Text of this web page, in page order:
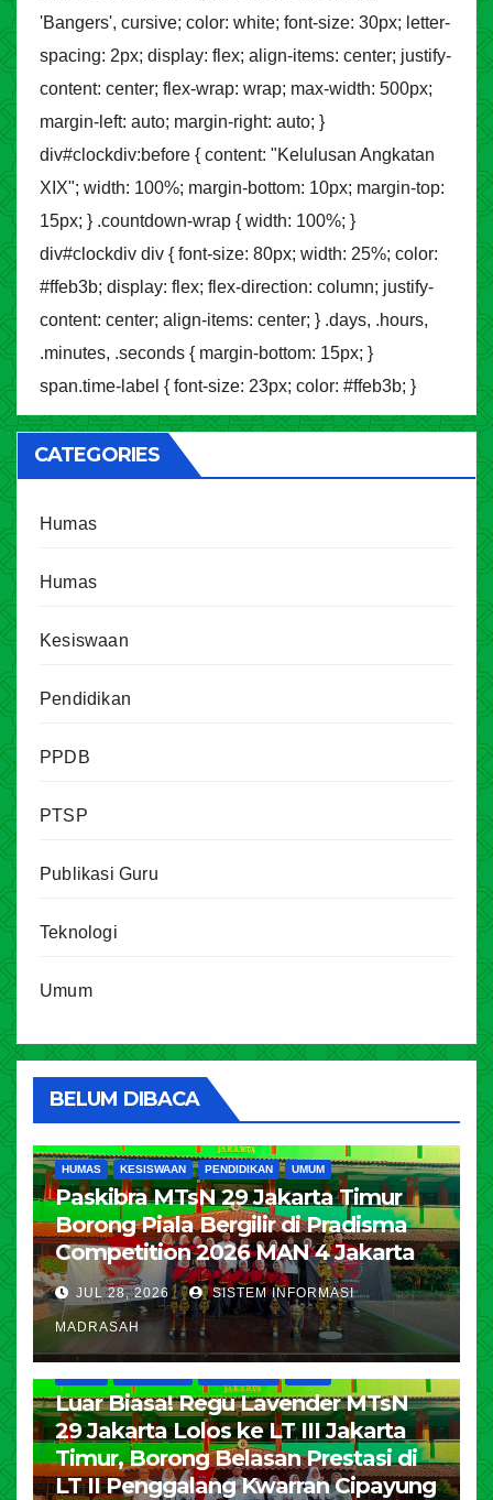
'Bangers', cursive; color: white; font-size: 30px; letter-
spacing: 2px; display: flex; align-items: center; justify-
content: center; flex-wrap: wrap; max-width: 500px;
margin-left: auto; margin-right: auto; }
div#clockdiv:before { content: "Kelulusan Angkatan
XIX"; width: 100%; margin-bottom: 10px; margin-top:
15px; } .countdown-wrap { width: 100%; }
div#clockdiv div { font-size: 80px; width: 25%; color:
#ffeb3b; display: flex; flex-direction: column; justify-
content: center; align-items: center; } .days, .hours,
.minutes, .seconds { margin-bottom: 15px; }
span.time-label { font-size: 23px; color: #ffeb3b; }
CATEGORIES
Humas
Humas
Kesiswaan
Pendidikan
PPDB
PTSP
Publikasi Guru
Teknologi
Umum
BELUM DIBACA
HUMAS KESISWAAN PENDIDIKAN UMUM
Paskibra MTsN 29 Jakarta Timur
Borong Piala Bergilir di Pradisma
Competition 2026 MAN 4 Jakarta
JUL 28, 2026 SISTEM INFORMASI
MADRASAH
Luar Biasa! Regu Lavender MTsN
29 Jakarta Lolos ke LT III Jakarta
Timur, Borong Belasan Prestasi di
LT II Penggalang Kwarran Cipayung